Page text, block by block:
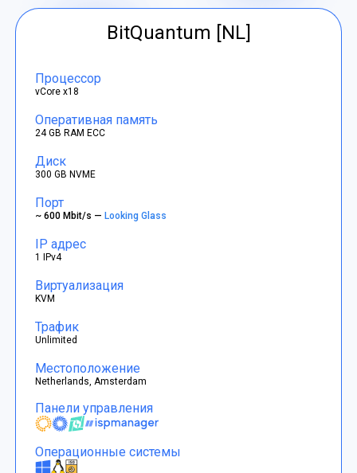
BitQuantum [NL]
Процессор
vCore x18
Оперативная память
24 GB RAM ECC
Диск
300 GB NVME
Порт
~ 600 Mbit/s —Looking Glass
IP адрес
1 IPv4
Виртуализация
KVM
Трафик
Unlimited
Местоположение
Netherlands, Amsterdam
Панели управления
Операционные системы